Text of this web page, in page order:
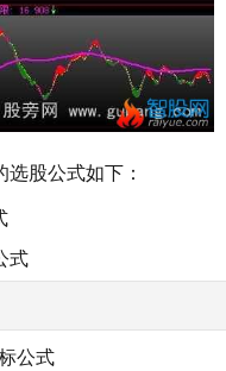
选股公式如下：
式
公式